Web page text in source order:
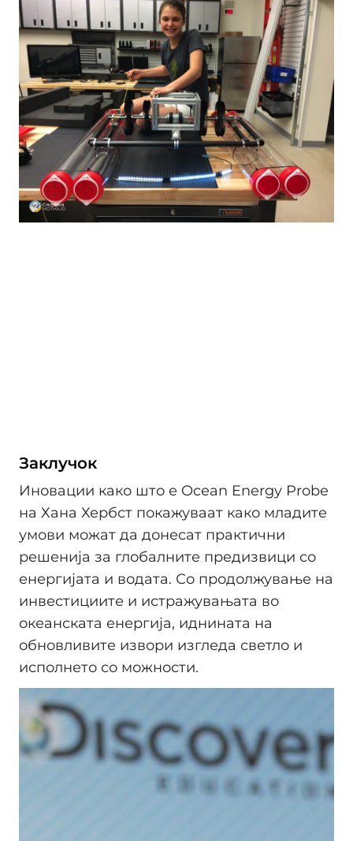
Заклучок
Иновации како што е Ocean Energy Probe
на Хана Хербст покажуваат како младите
умови можат да донесат практични
решенија за глобалните предизвици со
енергијата и водата. Со продолжување на
инвестициите и истражувањата во
океанската енергија, иднината на
обновливите извори изгледа светло и
исполнето со можности.